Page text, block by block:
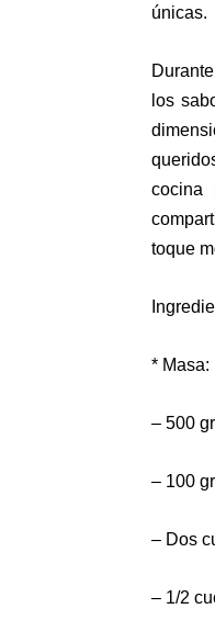
únicas.
los
cocina
toque
* Masa:
– 500
– 100
– Dos
– 1/2